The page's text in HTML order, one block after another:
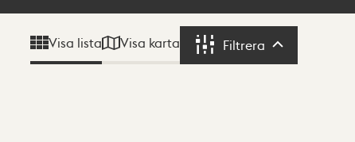
Visa lista Visa karta Filtrera Filtrera